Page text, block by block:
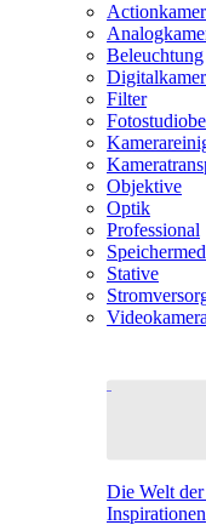
Beleuchtung
Filter
Objektive
Optik
Professional
Stative
Die Welt
Inspirationen